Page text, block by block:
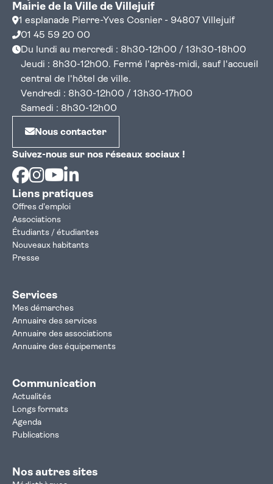
Mairie de la Ville de Villejuif
1 esplanade Pierre-Yves Cosnier - 94807 Villejuif
01 45 59 20 00
Du lundi au mercredi : 8h30-12h00 / 13h30-18h00
Jeudi : 8h30-12h00. Fermé l'après-midi, sauf l'accueil
central de l'hôtel de ville.
Vendredi : 8h30-12h00 / 13h30-17h00
Samedi : 8h30-12h00
Nous contacter
Suivez-nous sur nos réseaux sociaux !
Facebook
Instagram
Youtube
Liens pratiques
Offres d'emploi
Associations
Étudiants / étudiantes
Nouveaux habitants
Presse
Services
Mes démarches
Annuaire des services
Annuaire des associations
Annuaire des équipements
Communication
Actualités
Longs formats
Agenda
Publications
Nos autres sites